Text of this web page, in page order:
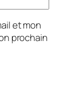
et mon
prochain